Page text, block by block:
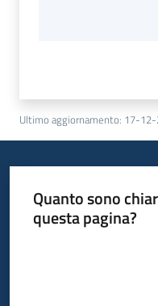
Ultimo aggiornamento: 17-12-
Quanto sono
questa pagina?